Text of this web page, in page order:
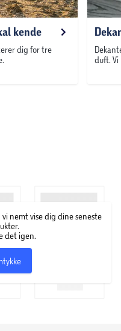
kende
dig for tre
duft.
nemt vise dig dine seneste
det igen.